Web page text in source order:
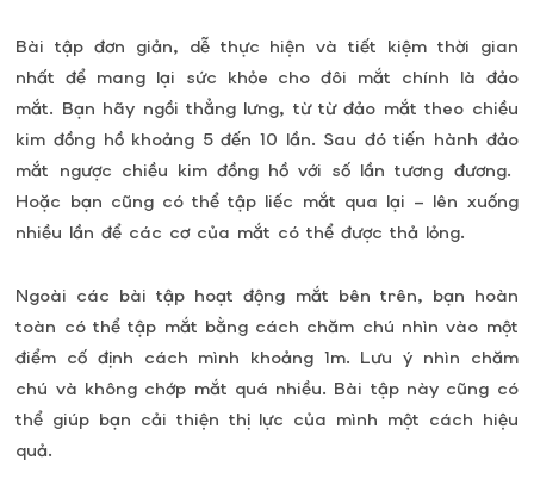
Bài tập đơn giản, dễ thực hiện và tiết kiệm thời gian
nhất để mang lại sức khỏe cho đôi mắt chính là đảo
mắt. Bạn hãy ngồi thẳng lưng, từ từ đảo mắt theo chiều
kim đồng hồ khoảng 5 đến 10 lần. Sau đó tiến hành đảo
mắt ngược chiều kim đồng hồ với số lần tương đương.
Hoặc bạn cũng có thể tập liếc mắt qua lại – lên xuống
nhiều lần để các cơ của mắt có thể được thả lỏng.
Ngoài các bài tập hoạt động mắt bên trên, bạn hoàn
toàn có thể tập mắt bằng cách chăm chú nhìn vào một
điểm cố định cách mình khoảng 1m. Lưu ý nhìn chăm
chú và không chớp mắt quá nhiều. Bài tập này cũng có
thể giúp bạn cải thiện thị lực của mình một cách hiệu
quả.